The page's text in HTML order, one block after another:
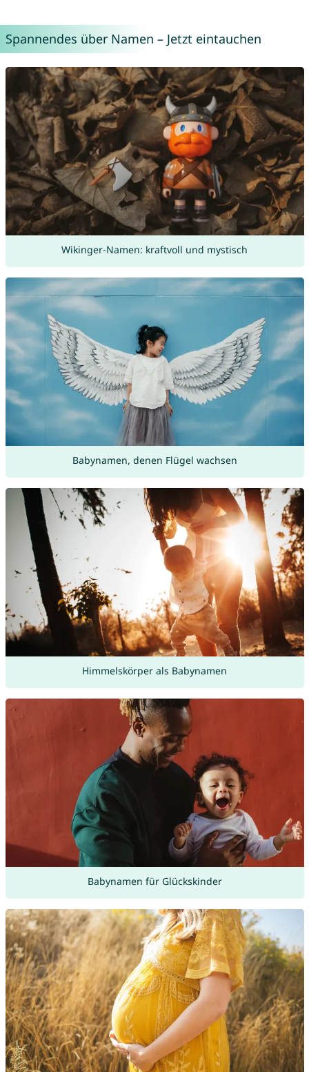
Spannendes über Namen – Jetzt eintauchen
Wikinger-Namen: kraftvoll und mystisch
Babynamen, denen Flügel wachsen
Himmelskörper als Babynamen
Babynamen für Glückskinder